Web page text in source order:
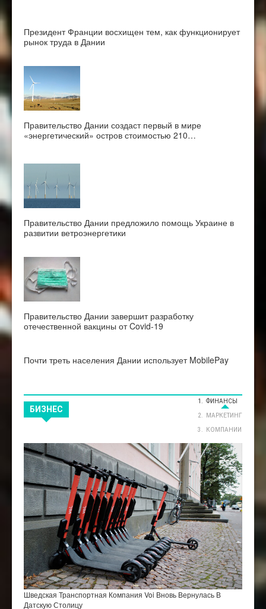
Президент Франции восхищен тем, как функционирует
рынок труда в Дании
Правительство Дании создаст первый в мире
«энергетический» остров стоимостью 210…
Правительство Дании предложило помощь Украине в
развитии ветроэнергетики
Правительство Дании завершит разработку
отечественной вакцины от Covid-19
Почти треть населения Дании использует MobilePay
БИЗНЕС
ФИНАНСЫ
МАРКЕТИНГ
КОМПАНИИ
Шведская Транспортная Компания Voi Вновь Вернулась В
Датскую Столицу